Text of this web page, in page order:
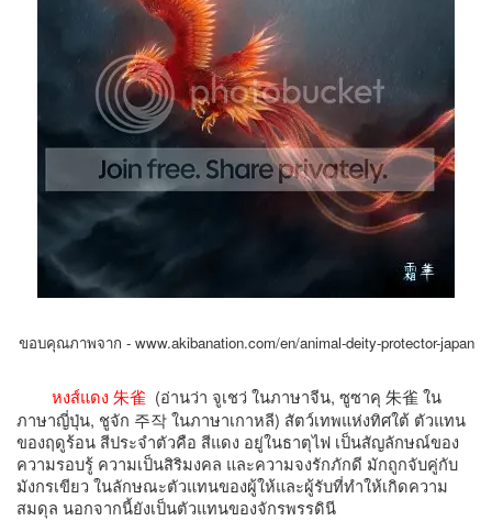
ขอบคุณภาพจาก - www.akibanation.com/en/animal-deity-protector-japan
หงส์แดง 朱雀 (อ่านว่า จูเชว่ ในภาษาจีน, ซูซาคุ 朱雀 ใน
ภาษาญี่ปุ่น, ชูจัก 주작ในภาษาเกาหลี) สัตว์เทพแห่งทิศใต้ ตัวแทน
ของฤดูร้อน สีประจำตัวคือ สีแดง อยู่ในธาตุไฟ เป็นสัญลักษณ์ของ
ความรอบรู้ ความเป็นสิริมงคล และความจงรักภักดี มักถูกจับคู่กับ
มังกรเขียว ในลักษณะตัวแทนของผู้ให้และผู้รับที่ทำให้เกิดความ
สมดุล นอกจากนี้ยังเป็นตัวแทนของจักรพรรดินี